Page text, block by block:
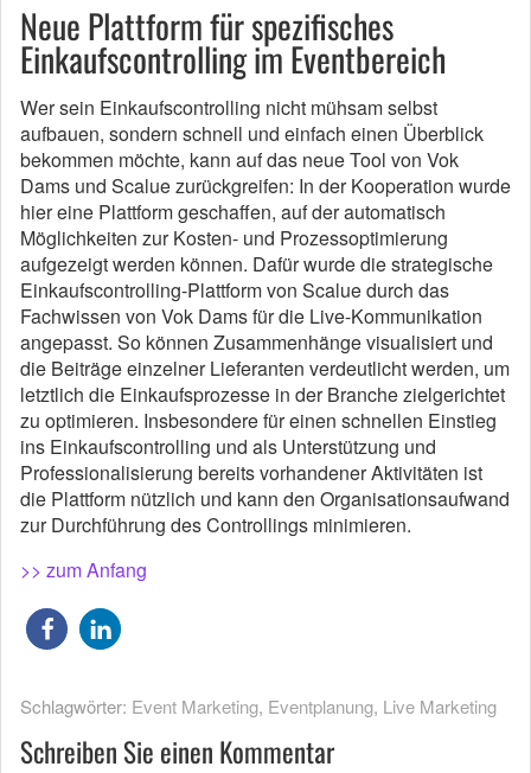
Neue Plattform für spezifisches
Einkaufscontrolling im Eventbereich
Wer sein Einkaufscontrolling nicht mühsam selbst
aufbauen, sondern schnell und einfach einen Überblick
bekommen möchte, kann auf das neue Tool von Vok
Dams und Scalue zurückgreifen: In der Kooperation wurde
hier eine Plattform geschaffen, auf der automatisch
Möglichkeiten zur Kosten- und Prozessoptimierung
aufgezeigt werden können. Dafür wurde die strategische
Einkaufscontrolling-Plattform von Scalue durch das
Fachwissen von Vok Dams für die Live-Kommunikation
angepasst. So können Zusammenhänge visualisiert und
die Beiträge einzelner Lieferanten verdeutlicht werden, um
letztlich die Einkaufsprozesse in der Branche zielgerichtet
zu optimieren. Insbesondere für einen schnellen Einstieg
ins Einkaufscontrolling und als Unterstützung und
Professionalisierung bereits vorhandener Aktivitäten ist
die Plattform nützlich und kann den Organisationsaufwand
zur Durchführung des Controllings minimieren.
>> zum Anfang
Schlagwörter: Event Marketing, Eventplanung, Live Marketing
Schreiben Sie einen Kommentar